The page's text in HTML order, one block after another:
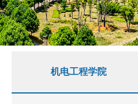
机电工程学院